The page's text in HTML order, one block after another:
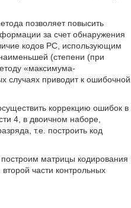
позволяет повысить
за счет обнаружения
кодов PC, использующим
(степени (при
«максимума-
случаях приводит к ошибочной
коррекцию ошибок в
4, в двоичном наборе,
т.е. построить код
матрицы кодирования
части контрольных